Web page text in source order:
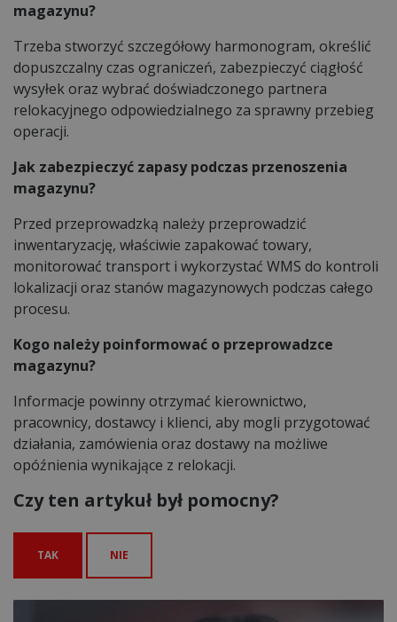
magazynu?
Trzeba stworzyć szczegółowy harmonogram, określić
dopuszczalny czas ograniczeń, zabezpieczyć ciągłość
wysyłek oraz wybrać doświadczonego partnera
relokacyjnego odpowiedzialnego za sprawny przebieg
operacji.
Jak zabezpieczyć zapasy podczas przenoszenia
magazynu?
Przed przeprowadzką należy przeprowadzić
inwentaryzację, właściwie zapakować towary,
monitorować transport i wykorzystać WMS do kontroli
lokalizacji oraz stanów magazynowych podczas całego
procesu.
Kogo należy poinformować o przeprowadzce
magazynu?
Informacje powinny otrzymać kierownictwo,
pracownicy, dostawcy i klienci, aby mogli przygotować
działania, zamówienia oraz dostawy na możliwe
opóźnienia wynikające z relokacji.
Czy ten artykuł był pomocny?
TAK NIE